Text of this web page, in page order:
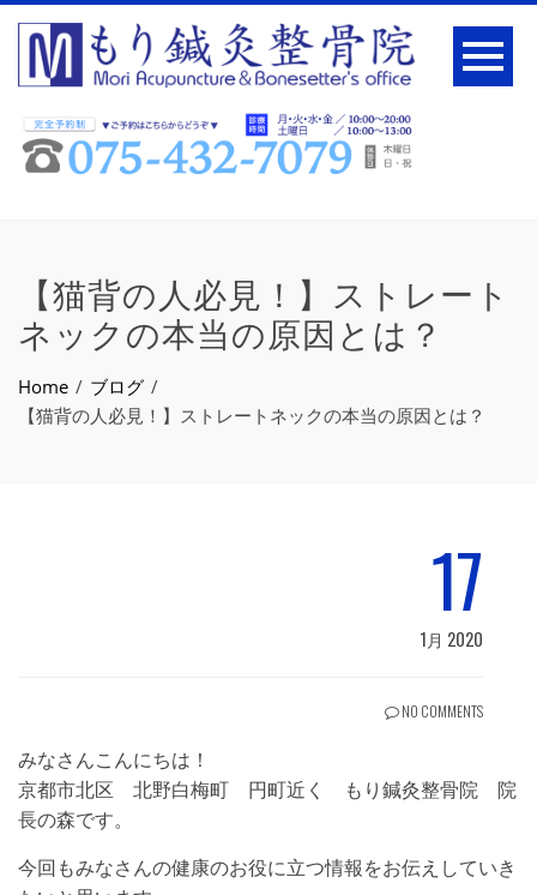
【猫背の人必見！】ストレート
ネックの本当の原因とは？
Home
ブログ
【猫背の人必見！】ストレートネックの本当の原因とは？
17
1月 2020
NO COMMENTS
みなさんこんにちは！
京都市北区 北野白梅町 円町近く もり鍼灸整骨院 院
長の森です。
今回もみなさんの健康のお役に立つ情報をお伝えしていき